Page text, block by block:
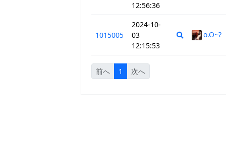
12:56:36
1015005
2024-10-
03
12:15:53
o.O~?
前へ 1 次へ